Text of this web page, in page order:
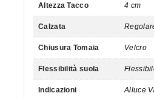
Altezza Tacco 4 cm
Calzata
Chiusura Tomaia Velcro
Flessibilità suola
Indicazioni Alluce